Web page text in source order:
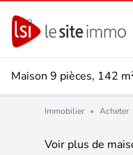
Maison 9 pièces, 142
Immobilier • Acheter
Voir plus de